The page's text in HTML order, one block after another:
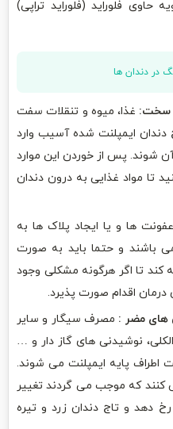
حاوی فلوراید (فلوراید تراپی)
در دندان ها
غذا، میوه و تنقلات سفت
ایمپلنت شده آسیب وارد
پس از خوردن این موارد
تا مواد غذایی به درون دندان
ها و یا ایجاد پلاک ها به
باشند و حتما باید به صورت
کند تا اگر هرگونه مشکلی وجود
اقدام صورت پذیرد.
مصرف سیگار و سایر
نوشیدنی های گاز دار و …
اطراف پایه ایمپلنت می شوند.
کنند که موجب می گردند تغییر
دهد و تاج دندان زرد و تیره